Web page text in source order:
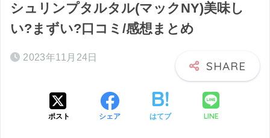
シュリンプタルタル(マックNY)美味し
い?まずい?口コミ/感想まとめ
2023年11月24日
ポスト シェア はてブ LINE